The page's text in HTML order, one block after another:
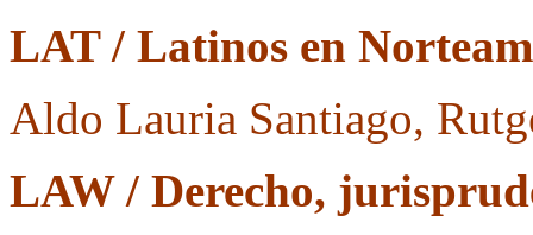
LAT / Latinos en
Aldo Lauria Santiago,
LAW / Derecho,